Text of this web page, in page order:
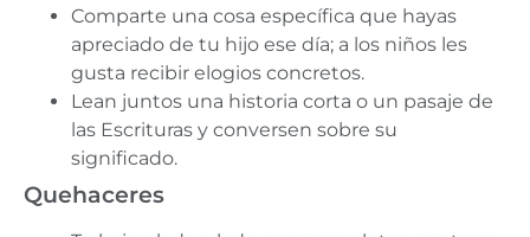
Comparte una cosa específica que hayas
apreciado de tu hijo ese día; a los niños les
gusta recibir elogios concretos.
Lean juntos una historia corta o un pasaje de
las Escrituras y conversen sobre su
significado.
Quehaceres